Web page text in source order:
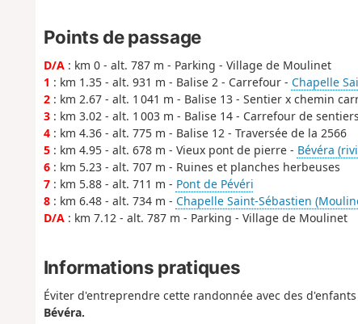
Points de passage
D/A: km 0 - alt. 787 m - Parking - Village de Moulinet
1 : km 1.35 - alt. 931 m - Balise 2 - Carrefour - Chapelle
2: km 2.67 - alt. 1 041 m - Balise 13 - Sentier x chemin
3: km 3.02 - alt. 1 003 m - Balise 14 - Carrefour de sentiers
4: km 4.36 - alt. 775 m - Balise 12 - Traversée de la 2566
5: km 4.95 - alt. 678 m - Vieux pont de pierre - Bévéra
6: km 5.23 - alt. 707 m - Ruines et planches herbeuses
7: km 5.88 - alt. 711 m - Pont de Pévéri
8: km 6.48 - alt. 734 m - Chapelle Saint-Sébastien
D/A: km 7.12 - alt. 787 m - Parking - Village de Moulinet
Informations pratiques
Éviter d'entreprendre cette randonnée avec des
Bévéra.